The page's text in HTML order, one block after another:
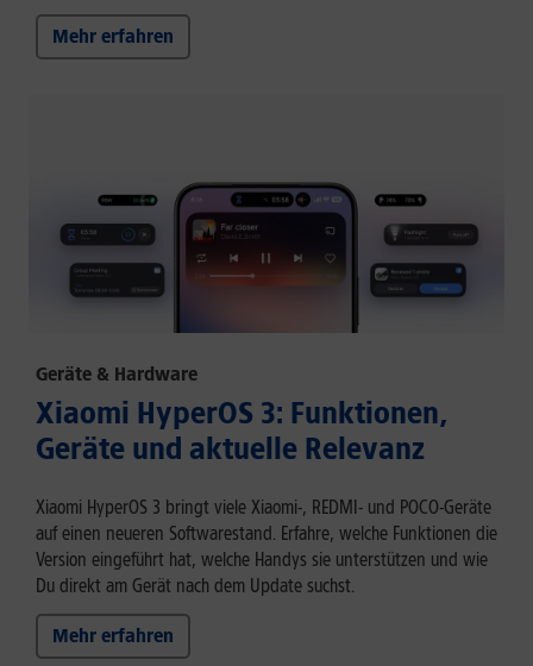
Mehr erfahren
Geräte & Hardware
Xiaomi HyperOS 3: Funktionen,
Geräte und aktuelle Relevanz
Xiaomi HyperOS 3 bringt viele Xiaomi-, REDMI- und POCO-Geräte
auf einen neueren Softwarestand. Erfahre, welche Funktionen die
Version eingeführt hat, welche Handys sie unterstützen und wie
Du direkt am Gerät nach dem Update suchst.
Mehr erfahren